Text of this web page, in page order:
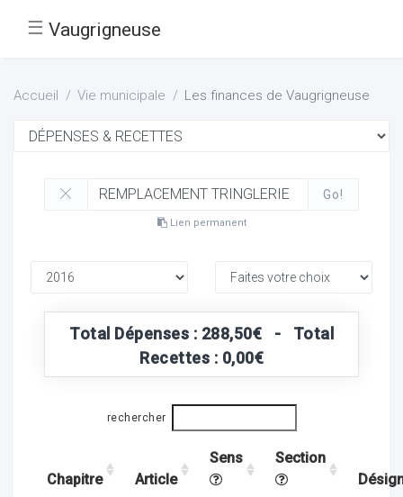
☰ Vaugrigneuse
Accueil Vie municipale Les finances de Vaugrigneuse
Go!
Lien permanent
Total Dépenses : 288,50€ - Total
Recettes : 0,00€
rechercher
Chapitre Article
Sens
Section